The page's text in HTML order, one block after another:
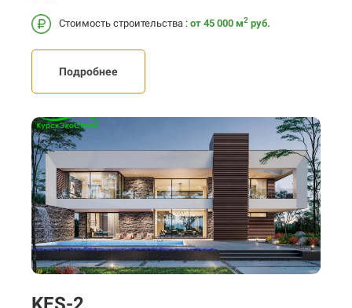
Стоимость строительства : от 45 000 м2 руб.
Подробнее